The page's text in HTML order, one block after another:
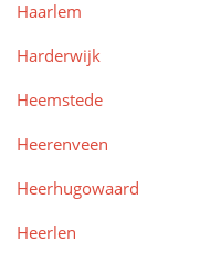
Haarlem
Harderwijk
Heemstede
Heerenveen
Heerhugowaard
Heerlen